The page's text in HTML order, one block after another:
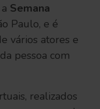
Semana
Paulo, e é
vários atores e
pessoa com
realizados